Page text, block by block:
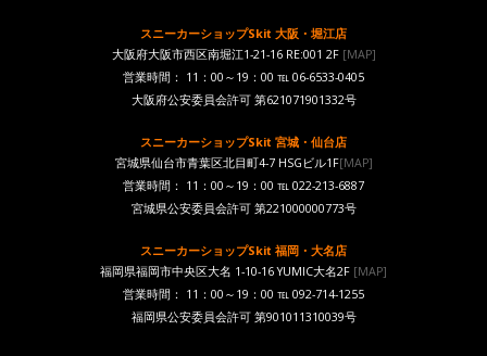
スニーカーショップSkit 大阪・堀江店
大阪府大阪市西区南堀江1-21-16 RE:001 2F[MAP]
営業時間： 11：00～19：00 ℡ 06-6533-0405
大阪府公安委員会許可 第621071901332号
スニーカーショップSkit 宮城・仙台店
宮城県仙台市青葉区北目町4-7 HSGビル1F[MAP]
営業時間： 11：00～19：00 ℡ 022-213-6887
宮城県公安委員会許可 第221000000773号
スニーカーショップSkit 福岡・大名店
福岡県福岡市中央区大名 1-10-16 YUMIC大名2F [MAP]
営業時間： 11：00～19：00 ℡ 092-714-1255
福岡県公安委員会許可 第901011310039号